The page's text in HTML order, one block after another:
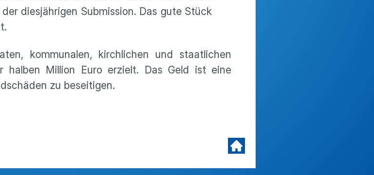
diesjährigen Submission. Das gute Stück
kommunalen, kirchlichen und staatlichen
halben Million Euro erzielt. Das Geld ist eine
zu beseitigen.